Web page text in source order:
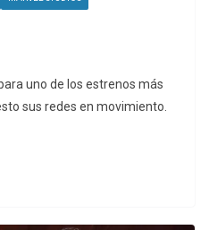
uno de los estrenos más
sus redes en movimiento.